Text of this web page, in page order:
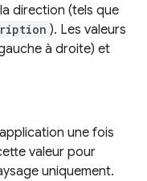
direction (tels que
). Les valeurs
à droite) et
une fois
valeur pour
uniquement.